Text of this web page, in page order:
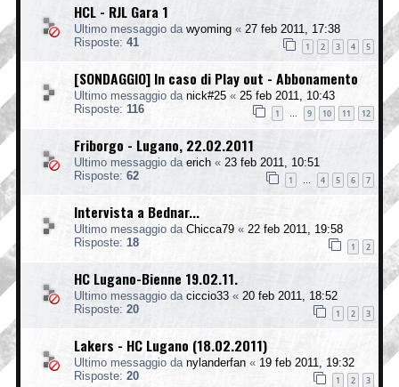
HCL - RJL Gara 1
Ultimo messaggio da wyoming « 27 feb 2011, 17:38
Risposte: 41 1 2 3 4 5
[SONDAGGIO] In caso di Play out - Abbonamento
Ultimo messaggio da nick#25 « 25 feb 2011, 10:43
Risposte: 116 1 … 9 10 11 12
Friborgo - Lugano, 22.02.2011
Ultimo messaggio da erich « 23 feb 2011, 10:51
Risposte: 62 1 … 4 5 6 7
Intervista a Bednar...
Ultimo messaggio da Chicca79 « 22 feb 2011, 19:58
Risposte: 18 1 2
HC Lugano-Bienne 19.02.11.
Ultimo messaggio da ciccio33 « 20 feb 2011, 18:52
Risposte: 20 1 2 3
Lakers - HC Lugano (18.02.2011)
Ultimo messaggio da nylanderfan « 19 feb 2011, 19:32
Risposte: 20 1 2 3